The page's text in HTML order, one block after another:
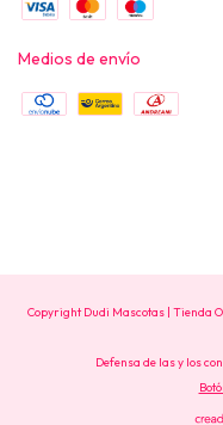
Medios de envío
Copyright Dudi Mascotas | Tienda
Defensa de las y los